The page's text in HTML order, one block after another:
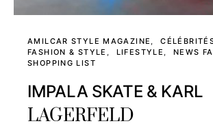
AMILCAR STYLE MAGAZINE
FASHION & STYLE
LIFESTYLE
NEWS
SHOPPING LIST
IMPALA SKATE & KARL
LAGERFELD